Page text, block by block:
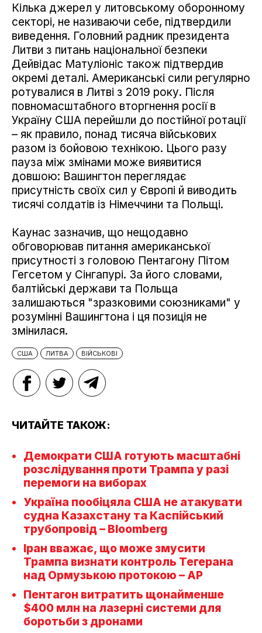
Кілька джерел у литовському оборонному
секторі, не називаючи себе, підтвердили
виведення. Головний радник президента
Литви з питань національної безпеки
Дейвідас Матуліоніс також підтвердив
окремі деталі. Американські сили регулярно
ротувалися в Литві з 2019 року. Після
повномасштабного вторгнення росії в
Україну США перейшли до постійної ротації
– як правило, понад тисяча військових
разом із бойовою технікою. Цього разу
пауза між змінами може виявитися
довшою: Вашингтон переглядає
присутність своїх сил у Європі й виводить
тисячі солдатів із Німеччини та Польщі.
Каунас зазначив, що нещодавно
обговорював питання американської
присутності з головою Пентагону Пітом
Гегсетом у Сінгапурі. За його словами,
балтійські держави та Польща
залишаються "зразковими союзниками" у
розумінні Вашингтона і ця позиція не
змінилася.
США ЛИТВА ВІЙСЬКОВІ
ЧИТАЙТЕ ТАКОЖ:
Демократи США готують масштабні
розслідування проти Трампа у разі
перемоги на виборах
Україна пообіцяла США не атакувати
судна Казахстану та Каспійський
трубопровід – Bloomberg
Іран вважає, що може змусити
Трампа визнати контроль Тегерана
над Ормузькою протокою – AP
Пентагон витратить щонайменше
$400 млн на лазерні системи для
боротьби з дронами